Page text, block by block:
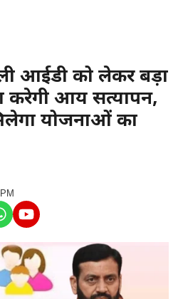
आईडी को लेकर बड़ा
करेगी आय सत्यापन,
योजनाओं का